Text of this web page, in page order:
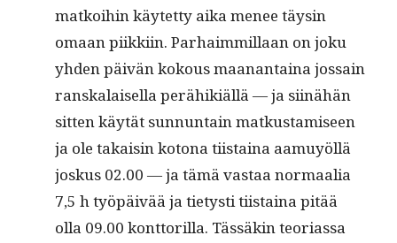
matkoi­hin käytet­ty aika menee täysin
omaan piikki­in. Parhaim­mil­laan on joku
yhden päivän kok­ous maanan­taina jos­sain
ran­skalaisel­la perähik­iäl­lä — ja siinähän
sit­ten käytät sun­nun­tain matkus­tamiseen
ja ole takaisin kotona tiis­taina aamuyöl­lä
joskus 02.00 — ja tämä vas­taa nor­maalia
7,5 h työpäivää ja tietysti tiis­taina pitää
olla 09.00 kont­to­ril­la. Tässäkin teo­ri­as­sa